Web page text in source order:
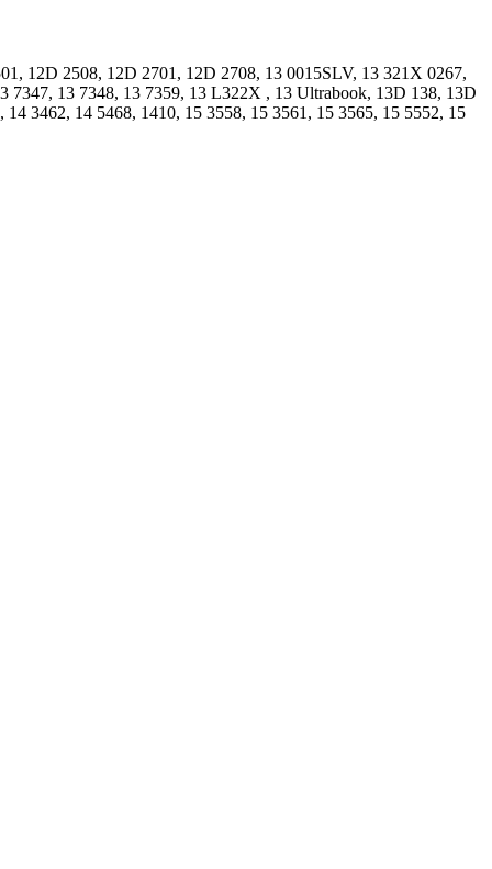
12D 2508, 12D 2701, 12D 2708, 13 0015SLV, 13 321X 0267,
13 7348, 13 7359, 13 L322X , 13 Ultrabook, 13D 138, 13D
3462, 14 5468, 1410, 15 3558, 15 3561, 15 3565, 15 5552, 15